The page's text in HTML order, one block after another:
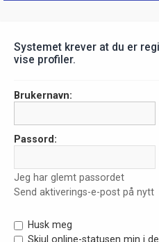
Systemet krever at du er
vise profiler.
Brukernavn:
Passord:
Jeg har glemt passordet
Send aktiverings-e-post på nytt
Husk meg
Skjul online-statusen min i